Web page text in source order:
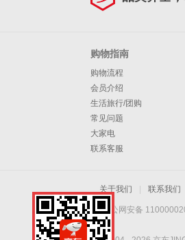
购物指南
购物流程
会员介绍
生活旅行/团购
常见问题
大家电
联系客服
关于我们 联系我们
京公网安备